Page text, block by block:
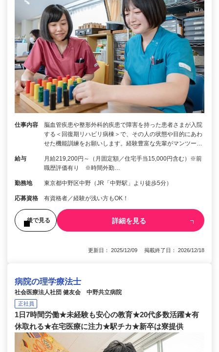
仕事内容
脳⾎管疾患や整形外科的疾患で障害を持った患者さまが入院
する＜回復期リハビリ病棟＞で、その人の状態や目的にあわ
せた機能訓練をお願いします。経験豊富な先輩がマンツー…
給与
月給219,200円～（月固定額／住宅手当15,000円含む）※前
職歴評価有り ※時間外勤…
勤務地 東京都中野区中野（JR「中野駅」より徒歩5分）
応募資格 有資格者／経験が浅い方もOK！
後で見る 詳細を見る
更新日： 2025/12/09 掲載終了日： 2026/12/18
病院の理学療法士
社会医療法人社団 健友会 中野共立病院
正社員
1日7時間労働★未経験も安心の教育★20代多数活躍★有
休取れる★在宅医療に注力★駅チカ★新卒は寮提供